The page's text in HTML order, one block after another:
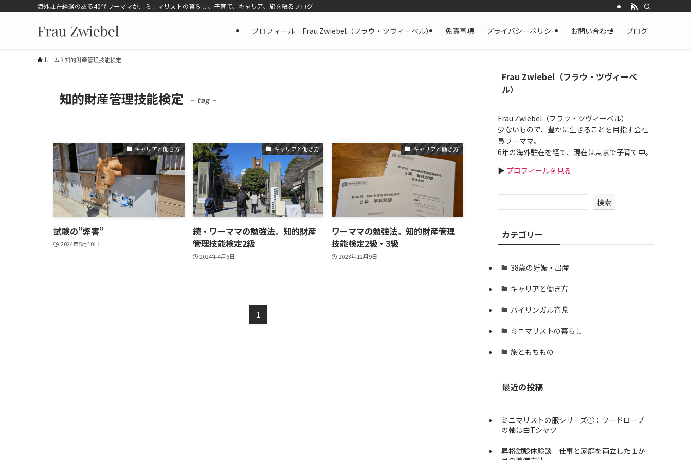
海外駐在経験のある40代ワーママが、ミニマリストの暮らし、子育て、キャリア、旅を綴るブログ
プロフィール｜Frau Zwiebel（フラウ・ツヴィーベル） 免責事項 プライバシーポリシー お問い合わせ ブログ
ホーム 知的財産管理技能検定
知的財産管理技能検定 – tag –
キャリアと働き方
試験の”弊害”
2024年5月10日
キャリアと働き方
続・ワーママの勉強法。知的財産
管理技能検定2級
2024年4月6日
キャリアと働き方
ワーママの勉強法。知的財産管理
技能検定2級・3級
2023年12月9日
1
Frau Zwiebel（フラウ・ツヴィーベ
ル）
Frau Zwiebel（フラウ・ツヴィーベル）
少ないもので、豊かに生きることを目指す会社
員ワーママ。
6年の海外駐在を経て、現在は東京で子育て中。
▶ プロフィールを見る
検索
カテゴリー
38歳の妊娠・出産
キャリアと働き方
バイリンガル育児
ミニマリストの暮らし
旅ともちもの
最近の投稿
ミニマリストの服シリーズ①：ワードローブ
の軸は白Tシャツ
昇格試験体験談 仕事と家庭を両立した１か